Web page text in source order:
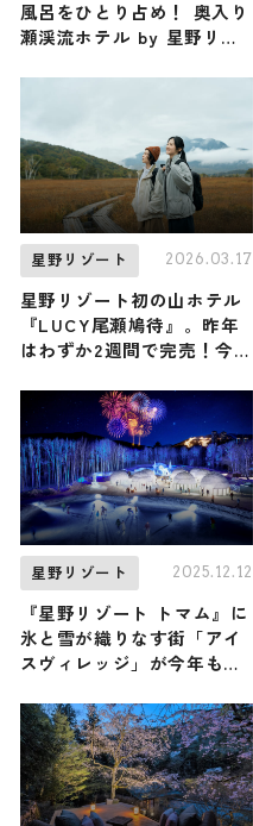
風呂をひとり占め！ 奥入り
瀬渓流ホテル by 星野リゾ
星野リゾート 2026.03.17
星野リゾート初の山ホテル
『LUCY尾瀬鳩待』。昨年
はわずか2週間で完売！今年
馬県利根郡
星野リゾート 2025.12.12
『星野リゾート トマム』に
氷と雪が織りなす街「アイ
スヴィレッジ」が今年もオ
た「氷の教会」は圧巻の美
しさ